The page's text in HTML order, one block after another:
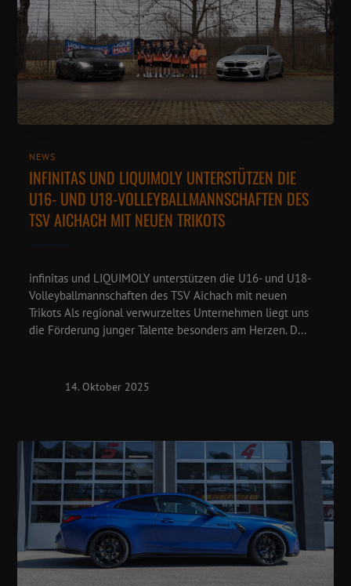
NEWS
INFINITAS UND LIQUIMOLY UNTERSTÜTZEN DIE
U16- UND U18-VOLLEYBALLMANNSCHAFTEN DES
TSV AICHACH MIT NEUEN TRIKOTS
infinitas und LIQUIMOLY unterstützen die U16- und U18-
Volleyballmannschaften des TSV Aichach mit neuen
Trikots Als regional verwurzeltes Unternehmen liegt uns
die Förderung junger Talente besonders am Herzen. D...
14. Oktober 2025